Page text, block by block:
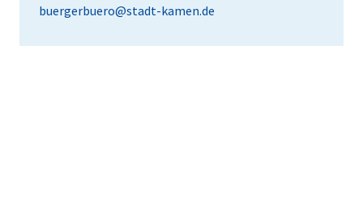
buergerbuero@stadt-kamen.de